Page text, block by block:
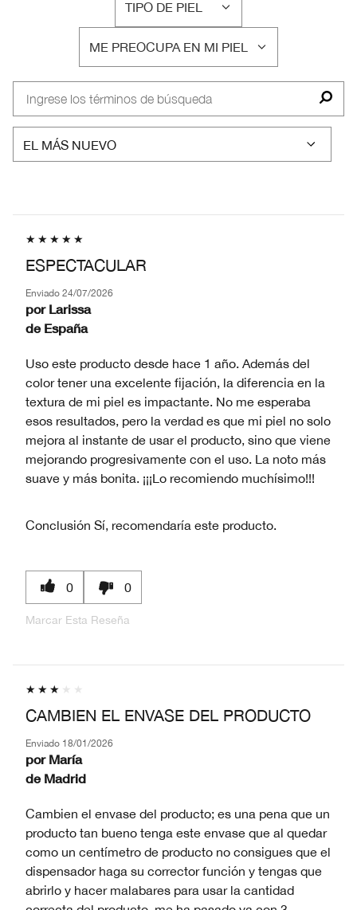
POR
EDAD
TIPO DE PIEL
FILTRAR
RESEÑAS
POR
TIPO
DE
PIEL
ME PREOCUPA EN MI PIEL
FILTRAR
RESEÑAS
ME
EN
ESPECTACULAR
Enviado 24/07/2026
por Larissa
de España
Uso este producto desde hace 1 año. Además del
color tener una excelente fijación, la diferencia en la
textura de mi piel es impactante. No me esperaba
esos resultados, pero la verdad es que mi piel no solo
mejora al instante de usar el producto, sino que viene
mejorando progresivamente con el uso. La noto más
suave y más bonita. ¡¡¡Lo recomiendo muchísimo!!!
Conclusión Sí, recomendaría este producto.
0 0
Marcar Esta Reseña
CAMBIEN EL ENVASE DEL PRODUCTO
Enviado 18/01/2026
por María
de Madrid
Cambien el envase del producto; es una pena que un
producto tan bueno tenga este envase que al quedar
como un centímetro de producto no consigues que el
dispensador haga su corrector función y tengas que
abrirlo y hacer malabares para usar la cantidad